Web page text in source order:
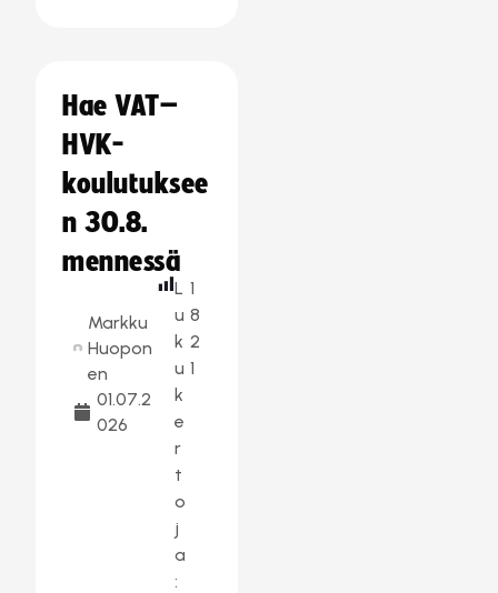
Hae VAT–
HVK-
koulutuksee
n 30.8.
mennessä
Markku
Huopon
en
01.07.2
026
L
u
k
u
k
e
r
t
o
j
a
:
1
8
2
1